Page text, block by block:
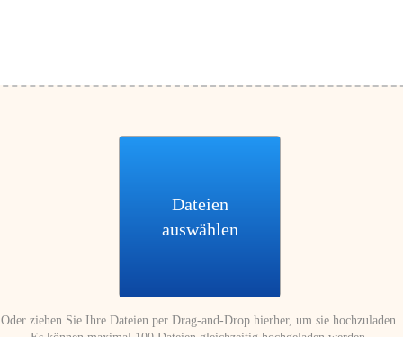
Dateien
auswählen
Oder ziehen Sie Ihre Dateien per Drag-and-Drop hierher, um sie hochzuladen.